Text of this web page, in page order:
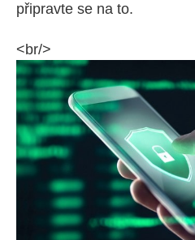
připravte se na to.
<br/>